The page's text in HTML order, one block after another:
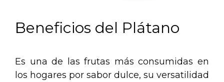
Beneficios del Plátano
Es una de las frutas más consumidas en
los hogares por sabor dulce, su versatilidad